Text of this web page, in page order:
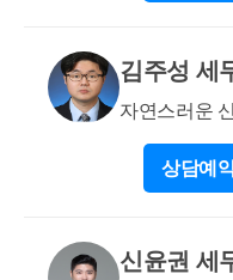
김주성 세
자연스러운
무사 입니다
상담예
신윤권 세